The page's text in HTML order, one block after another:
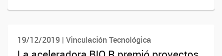
19/12/2019 | Vinculación Tecnológica